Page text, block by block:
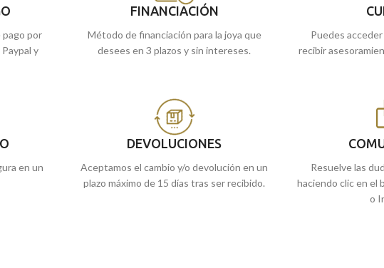
en nuestras
pago por
y
FINANCIACIÓN
Método de financiación para la joya que
desees en 3 plazos y sin intereses.
Puedes
recibir
en un
DEVOLUCIONES
Aceptamos el cambio y/o devolución en un
plazo máximo de 15 días tras ser recibido.
Resuelve las
haciendo clic en el
o